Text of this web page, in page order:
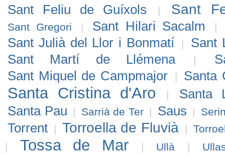
Sant Feliu de Guíxols | Sant
Sant Gregori | Sant Hilari Sacalm |
Sant Julià del Llor i Bonmatí |
Sant
Sant Martí de Llémena
|
Sant Miquel de Campmajor
| Santa
Santa Cristina d'Aro |
Santa
Santa Pau
| Sarrià de Ter | Saus |
Torrent | Torroella de Fluvià |
|
Tossa de Mar | Ullà |